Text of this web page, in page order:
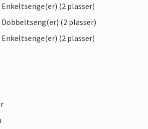
Enkeltsenge(er) (2 plasser)
Dobbeltseng(er) (2 plasser)
Enkeltsenge(er) (2 plasser)